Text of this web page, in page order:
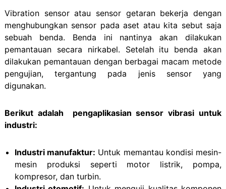
Vibration sensor atau sensor getaran bekerja dengan
menghubungkan sensor pada aset atau kita sebut saja
sebuah benda. Benda ini nantinya akan dilakukan
pemantauan secara nirkabel. Setelah itu benda akan
dilakukan pemantauan dengan berbagai macam metode
pengujian, tergantung pada jenis sensor yang
digunakan.
Berikut adalah pengaplikasian sensor vibrasi untuk
industri:
Industri manufaktur: Untuk memantau kondisi mesin-
mesin produksi seperti motor listrik, pompa,
kompresor, dan turbin.